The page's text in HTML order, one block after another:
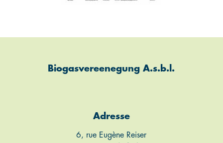
Biogasvereenegung A.s.b.l.
Adresse
6, rue Eugène Reiser